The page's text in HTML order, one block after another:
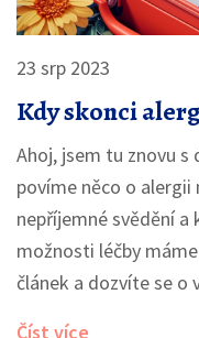
23 srp 2023
Kdy skonci
Ahoj, jsem tu znovu
povíme něco o
nepříjemné svědění a
možnosti léčby
článek a dozvíte se o
Číst více